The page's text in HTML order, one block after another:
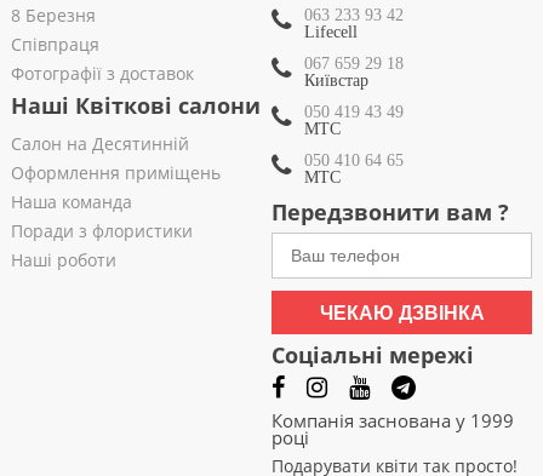
8 Березня
Співпраця
Фотографії з доставок
Наші Квіткові салони
Салон на Десятинній
Оформлення приміщень
Наша команда
Поради з флористики
Наші роботи
063 233 93 42
Lifecell
067 659 29 18
Київстар
050 419 43 49
МТС
050 410 64 65
МТС
Передзвонити вам ?
ЧЕКАЮ ДЗВІНКА
Соціальні мережі
Компанія заснована у 1999
році
Подарувати квіти так просто!